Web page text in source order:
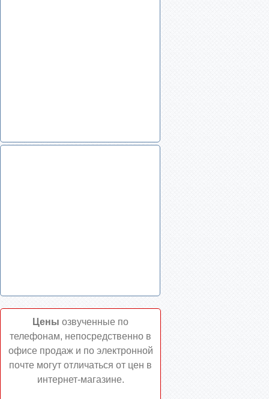
Цены озвученные по
телефонам, непосредственно в
офисе продаж и по электронной
почте могут отличаться от цен в
интернет-магазине.